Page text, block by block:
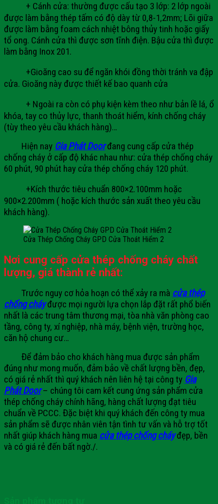
+ Cánh cửa: thường được cấu tạo 3 lớp: 2 lớp ngoài
được làm bằng thép tấm có độ dày từ 0,8-1,2mm; Lõi giữa
được làm bằng foam cách nhiệt bông thủy tinh hoặc giấy
tổ ong. Cánh cửa thì được sơn tĩnh điện. Bậu cửa thì được
làm bằng Inox 201.
+Gioăng cao su để ngăn khói đồng thời tránh va đập
cửa. Gioăng này được thiết kế bao quanh cửa
+ Ngoài ra còn có phụ kiện kèm theo như bản lề lá, ổ
khóa, tay co thủy lực, thanh thoát hiểm, kính chống cháy
(tùy theo yêu cầu khách hàng)…
Hiện nay Gia Phát Doorđang cung cấp cửa thép
chống cháy ở cấp độ khác nhau như: cửa thép chống cháy
60 phút, 90 phút hay cửa thép chống cháy 120 phút.
+Kích thước tiêu chuẩn 800×2.100mm hoặc
900×2.200mm ( hoặc kích thước sản xuất theo yêu cầu
khách hàng).
Cửa Thép Chống Cháy GPD Cửa Thoát Hiểm 2
Nơi cung cấp cửa thép chống cháy chất
lượng, giá thành rẻ nhất:
Trước nguy cơ hỏa hoạn có thể xảy ra mà cửa thép
chống cháy được mọi người lựa chọn lắp đặt rất phổ biến
nhất là các trung tâm thương mại, tòa nhà văn phòng cao
tầng, công ty, xí nghiệp, nhà máy, bệnh viện, trường học,
căn hộ chung cư…
Để đảm bảo cho khách hàng mua được sản phẩm
đúng như mong muốn, đảm bảo về chất lượng bền, đẹp,
có giá rẻ nhất thì quý khách nên liên hệ tại công ty Gia
Phát Door– chúng tôi cam kết cung ứng sản phẩm cửa
thép chống cháy chính hãng, hàng chất lượng đạt tiêu
chuẩn về PCCC. Đặc biệt khi quý khách đến công ty mua
sản phẩm sẽ được nhân viên tận tình tư vấn và hỗ trợ tốt
nhất giúp khách hàng mua cửa thép chống cháyđẹp, bền
và có giá rẻ đến bất ngờ./.